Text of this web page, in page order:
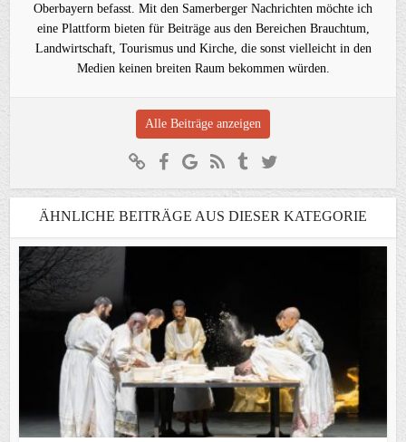
Oberbayern befasst. Mit den Samerberger Nachrichten möchte ich
eine Plattform bieten für Beiträge aus den Bereichen Brauchtum,
Landwirtschaft, Tourismus und Kirche, die sonst vielleicht in den
Medien keinen breiten Raum bekommen würden.
Alle Beiträge anzeigen
ÄHNLICHE BEITRÄGE AUS DIESER KATEGORIE